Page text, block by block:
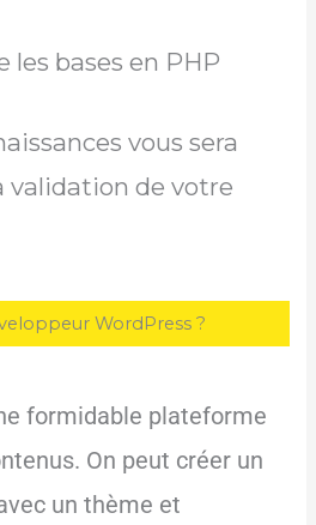
les bases en PHP
vous sera
validation de votre
WordPress ?
formidable plateforme
On peut créer un
un thème et